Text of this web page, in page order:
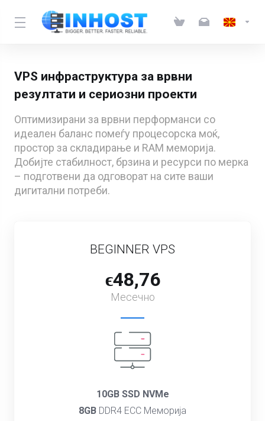
VPS инфраструктура за врвни
резултати и сериозни проекти
Оптимизирани за врвни перформанси со
идеален баланс помеѓу процесорска моќ,
простор за складирање и RAM меморија.
Добијте стабилност, брзина и ресурси по мерка
– подготвени да одговорат на сите ваши
дигитални потреби.
BEGINNER VPS
ϵ48,76
Месечно
10GB SSD NVMe
8GB DDR4 ECC Меморија